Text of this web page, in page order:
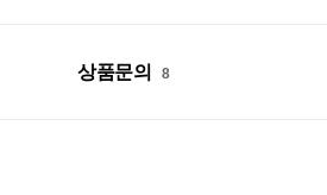
상품문의 8